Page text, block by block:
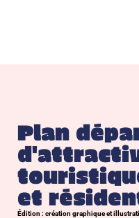
Plan
et
Édition : création graphique et